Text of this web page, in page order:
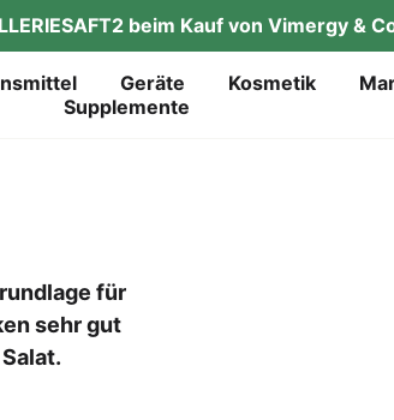
beim Kauf von Vimergy &
Gerä­te Kos­me­tik
Sup­ple­men­te
für
sehr gut